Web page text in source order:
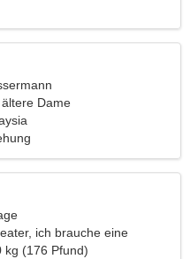
Dame
ich brauche eine
kg (176 Pfund)